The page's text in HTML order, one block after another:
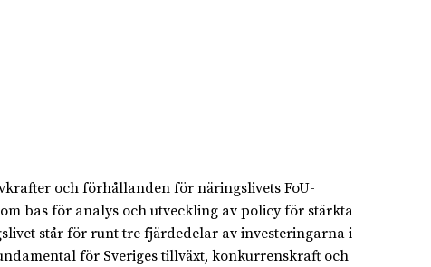
och förhållanden för näringslivets FoU-
bas för analys och utveckling av policy för stärkta
står för runt tre fjärdedelar av investeringarna i
för Sveriges tillväxt, konkurrenskraft och